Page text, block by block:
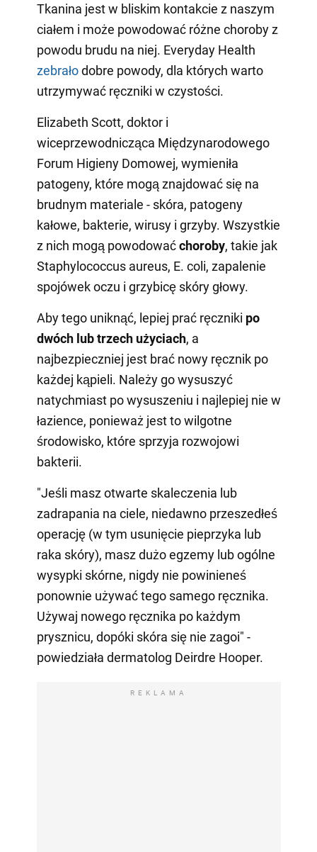
Tkanina jest w bliskim kontakcie z naszym
ciałem i może powodować różne choroby z
powodu brudu na niej. Everyday Health
zebrałodobre powody, dla których warto
utrzymywać ręczniki w czystości.
Elizabeth Scott, doktor i
wiceprzewodnicząca Międzynarodowego
Forum Higieny Domowej, wymieniła
patogeny, które mogą znajdować się na
brudnym materiale - skóra, patogeny
kałowe, bakterie, wirusy i grzyby. Wszystkie
z nich mogą powodowaćchoroby, takie jak
Staphylococcus aureus, E. coli, zapalenie
spojówek oczu i grzybicę skóry głowy.
Aby tego uniknąć, lepiej prać ręczniki po
dwóch lub trzech użyciach, a
najbezpieczniej jest brać nowy ręcznik po
każdej kąpieli. Należy go wysuszyć
natychmiast po wysuszeniu i najlepiej nie w
łazience, ponieważ jest to wilgotne
środowisko, które sprzyja rozwojowi
bakterii.
"Jeśli masz otwarte skaleczenia lub
zadrapania na ciele, niedawno przeszedłeś
operację (w tym usunięcie pieprzyka lub
raka skóry), masz dużo egzemy lub ogólne
wysypki skórne, nigdy nie powinieneś
ponownie używać tego samego ręcznika.
Używaj nowego ręcznika po każdym
prysznicu, dopóki skóra się nie zagoi" -
powiedziała dermatolog Deirdre Hooper.
REKLAMA